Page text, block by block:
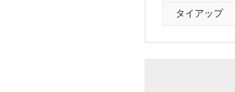
タイアップ